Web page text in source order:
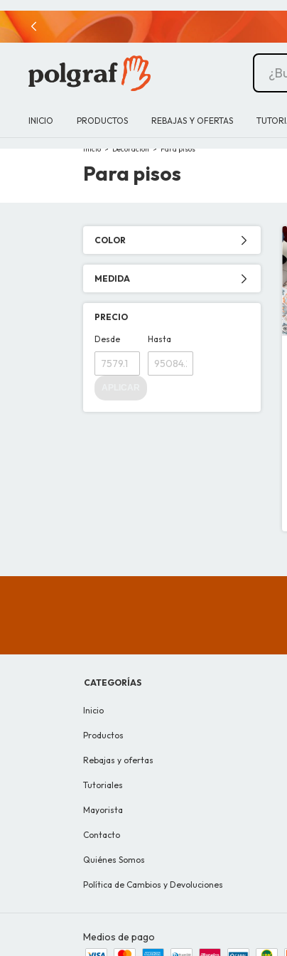
INICIO PRODUCTOS REBAJAS Y OFERTAS
Inicio > Decoración > Para pisos
Para pisos
COLOR
MEDIDA
PRECIO
Desde Hasta
CATEGORÍAS
Inicio
Productos
Rebajas y ofertas
Tutoriales
Mayorista
Contacto
Quiénes Somos
Política de Cambios y Devoluciones
Medios de pago